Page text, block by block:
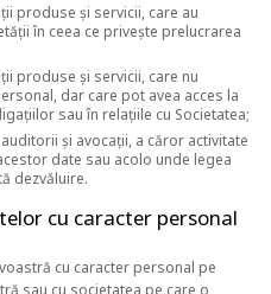
produse și servicii, care au
în ceea ce privește prelucrarea
produse și servicii, care nu
dar care pot avea acces la
sau în relațiile cu Societatea;
și avocații, a căror activitate
date sau acolo unde legea
dezvăluire.
cu caracter personal
cu caracter personal pe
sau cu societatea pe care o